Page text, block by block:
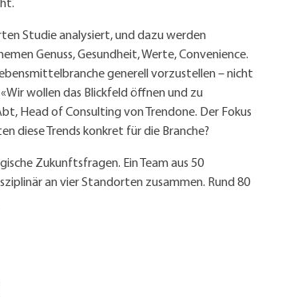
Studie analysiert, und dazu werden
Genuss, Gesundheit, Werte, Convenience.
generell vorzustellen – nicht
wollen das Blickfeld öffnen und zu
Head of Consulting von Trendone. Der Fokus
diese Trends konkret für die Branche?
Zukunftsfragen. Ein Team aus 50
an vier Standorten zusammen. Rund 80